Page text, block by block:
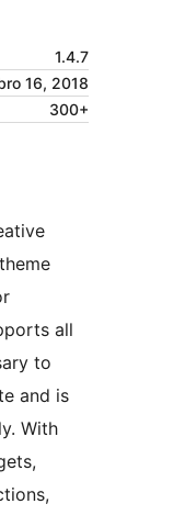
1.4.7
16, 2018
300+
all
to
and is
With